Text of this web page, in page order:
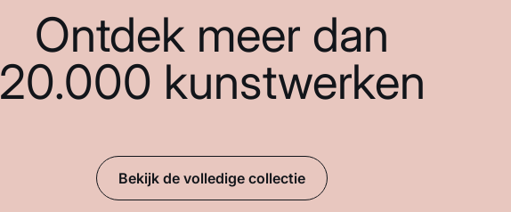
Ontdek meer dan
20.000 kunstwerken
Bekijk de volledige collectie